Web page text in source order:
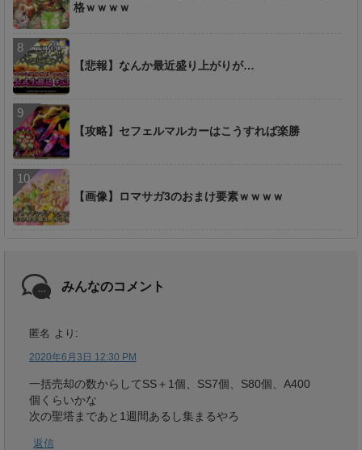
格ｗｗｗｗ
【悲報】なんか最近盛り上がりが…
【攻略】セフェルマルカーはこうすれば楽勝
【画像】ロマサガ3のおまけ要素ｗｗｗｗ
みんなのコメント
匿名 より:
2020年6月3日 12:30 PM
一括売却の数からしてSS＋1個、SS7個、S80個、A400
個くらいかな
次の聖塔まであと1週間あるし集まるやろ
返信